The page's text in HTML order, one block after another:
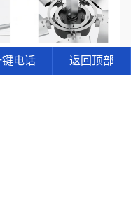
键电话 返回顶部